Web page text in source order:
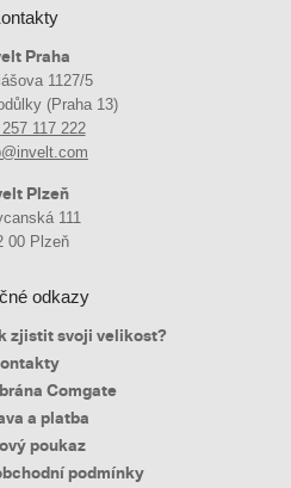
Praha
1127/5
(Praha 13)
117 222
Plzeň
111
00 Plzeň
odkazy
zjistit svoji velikost?
Comgate
a platba
poukaz
podmínky